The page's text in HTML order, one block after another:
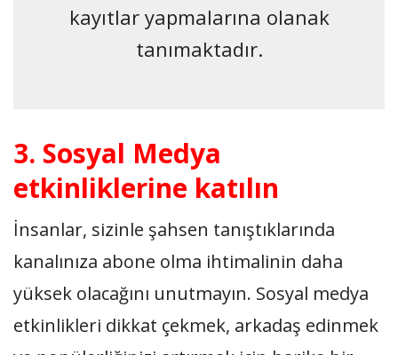
kayıtlar yapmalarına olanak
tanımaktadır.
3. Sosyal Medya
etkinliklerine katılın
İnsanlar, sizinle şahsen tanıştıklarında
kanalınıza abone olma ihtimalinin daha
yüksek olacağını unutmayın. Sosyal medya
etkinlikleri dikkat çekmek, arkadaş edinmek